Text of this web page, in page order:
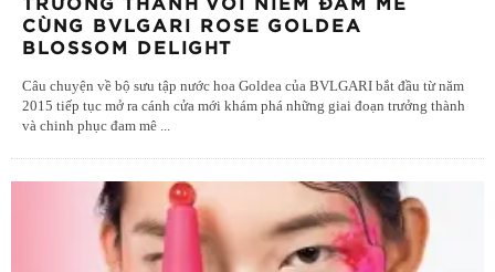
TRƯỞNG THÀNH VỚI NIỀM ĐAM MÊ
CÙNG BVLGARI ROSE GOLDEA
BLOSSOM DELIGHT
Câu chuyện về bộ sưu tập nước hoa Goldea của BVLGARI bắt đầu từ năm
2015 tiếp tục mở ra cánh cửa mới khám phá những giai đoạn trưởng thành
và chinh phục đam mê